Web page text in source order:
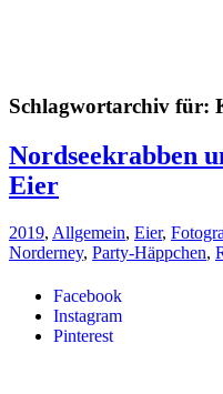
Facebook
Instagram
Pinterest
Schlagwortarchiv für:
Nordseekrabben
Eier
2019, Allgemein, Eier,
Norderney, Party-Häppchen,